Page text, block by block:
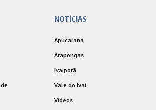
NOTÍCIAS
Apucarana
Arapongas
Ivaiporã
Vale do Ivaí
Vídeos